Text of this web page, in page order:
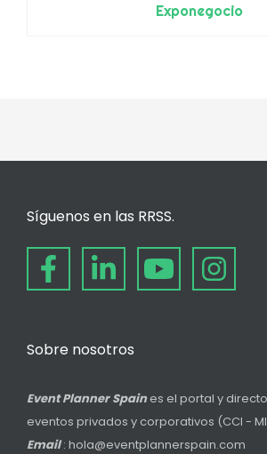
Exponegocio
Síguenos en las RRSS.
Sobre nosotros
Event Planner Spain es el portal y
eventos privados y corporativos (CCI -
Email: hola@eventplannerspain.com